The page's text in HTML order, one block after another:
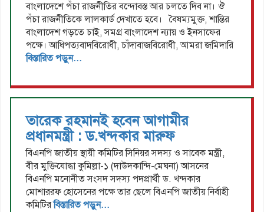
বাংলাদেশে পঁচা রাজনীতির বন্দোবস্ত আর চলতে দিব না। ঔ
পঁচা রাজনীতিকে লালকার্ড দেখাতে হবে। বৈষম্যমুক্ত, শান্তির
বাংলাদেশ গড়তে চাই, সমগ্র বাংলাদেশ ন্যায় ও ইনসাফের
পক্ষে। আধিপত্যবাদবিরোধী, চাঁদাবাজবিরোধী, আমরা জমিদারি
বিস্তারিত পড়ুন...
তারেক রহমানই হবেন আগামীর
প্রধানমন্ত্রী : ড.খন্দকার মারুফ
বিএনপি জাতীয় স্থায়ী কমিটির সিনিয়র সদস্য ও সাবেক মন্ত্রী,
বীর মুক্তিযোদ্ধা কুমিল্লা-১ (দাউদকান্দি-মেঘনা) আসনের
বিএনপি মনোনীত সংসদ সদস্য পদপ্রার্থী ড. খন্দকার
মোশাররফ হোসেনের পক্ষে তার ছেলে বিএনপি জাতীয় নির্বাহী
কমিটিরবিস্তারিত পড়ুন...